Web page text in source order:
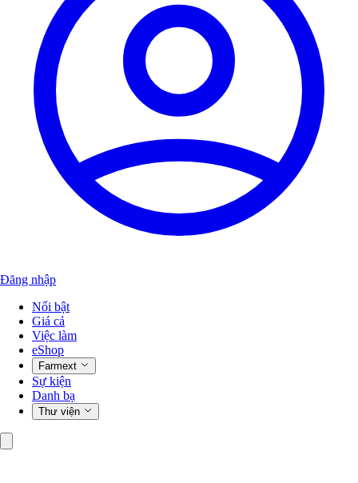
Đăng nhập
Nổi bật
Giá cả
Việc làm
eShop
Farmext
Sự kiện
Danh bạ
Thư viện